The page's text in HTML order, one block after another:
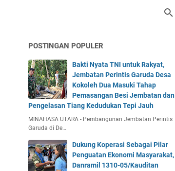
POSTINGAN POPULER
Bakti Nyata TNI untuk Rakyat,
Jembatan Perintis Garuda Desa
Kokoleh Dua Masuki Tahap
Pemasangan Besi Jembatan dan
Pengelasan Tiang Kedudukan Tepi Jauh
MINAHASA UTARA - Pembangunan Jembatan Perintis
Garuda di De…
Dukung Koperasi Sebagai Pilar
Penguatan Ekonomi Masyarakat,
Danramil 1310-05/Kauditan